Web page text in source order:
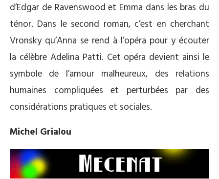
d’Edgar de Ravenswood et Emma dans les bras du
ténor. Dans le second roman, c’est en cherchant
Vronsky qu’Anna se rend à l’opéra pour y écouter
la célèbre Adelina Patti. Cet opéra devient ainsi le
symbole de l’amour malheureux, des relations
humaines compliquées et perturbées par des
considérations pratiques et sociales.
Michel Grialou